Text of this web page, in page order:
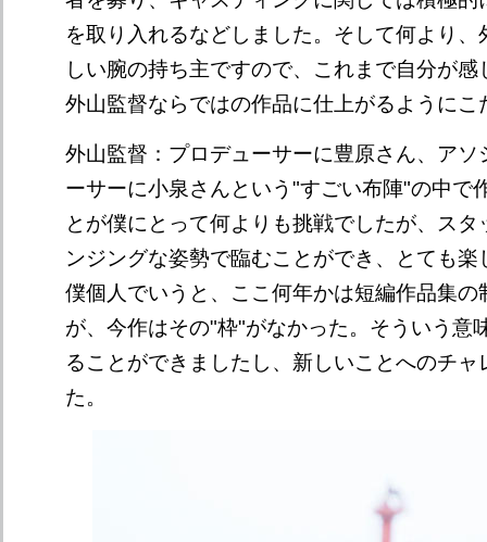
を取り入れるなどしました。そして何より、
しい腕の持ち主ですので、これまで自分が
外山監督ならではの作品に仕上がるようにこ
外山監督：プロデューサーに豊原さん、アソ
ーサーに小泉さんという"すごい布陣"の中で
とが僕にとって何よりも挑戦でしたが、スタ
ンジングな姿勢で臨むことができ、とても楽
僕個人でいうと、ここ何年かは短編作品集の
が、今作はその"枠"がなかった。そういう意
ることができましたし、新しいことへのチャ
た。